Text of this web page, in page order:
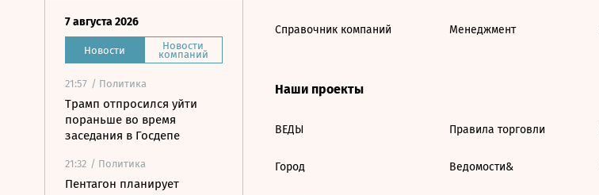
7 августа 2026
Новости Новости
компаний
21:57 / Политика
Трамп отпросился уйти
пораньше во время
заседания в Госдепе
21:32 / Политика
Пентагон планирует
Справочник компаний Менеджмент
Наши проекты
ВЕДЫ
Город
Правила торговли
Ведомости&